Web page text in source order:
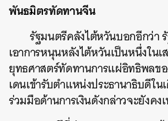
พันธมิตรทัดทานจีน
รัฐมนตรีคลังไต้หวันบอกอีกว่า
เอาการหนุนหลังไต้หวันเป็นหนึ่งในเ
ยุทธศาสตร์ทัดทานการแผ่อิทธิพลขอ
เดนเข้ารับตำแหน่งประธานาธิบดีใ
ร่วมมือด้านการเงินดังกล่าวจะยังคง